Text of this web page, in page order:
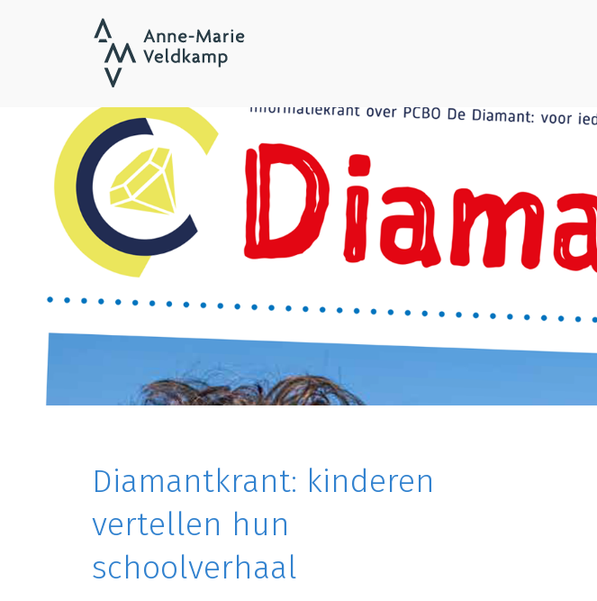
Diamantkrant: kinderen
vertellen hun
schoolverhaal